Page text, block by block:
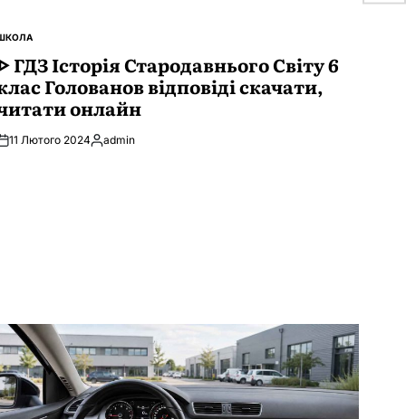
ГДЗ Історія Стародавнього Свiту 6
Голованов відповіді скачати,
онлайн
11 Лютого 2024Опубліковано
admin